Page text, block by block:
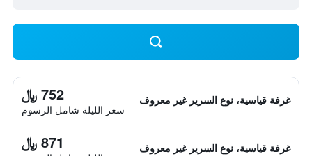
غرفة قياسية، نوع السرير غير معروف 752 ﷼
سعر الليلة شامل الرسوم
غرفة قياسية، نوع السرير غير معروف 871 ﷼